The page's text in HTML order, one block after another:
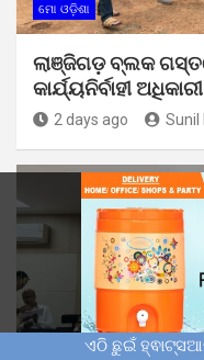
ମୋ ଓଡ଼ିଶା
ଲାଞ୍ଜିଗଡ଼ ବ୍ଲକ
କାର୍ଯ୍ୟନିର୍ବାହୀ ଅଧିକାରୀ
2 days ago Sunil
ଏଠି ଛୁଇଁ